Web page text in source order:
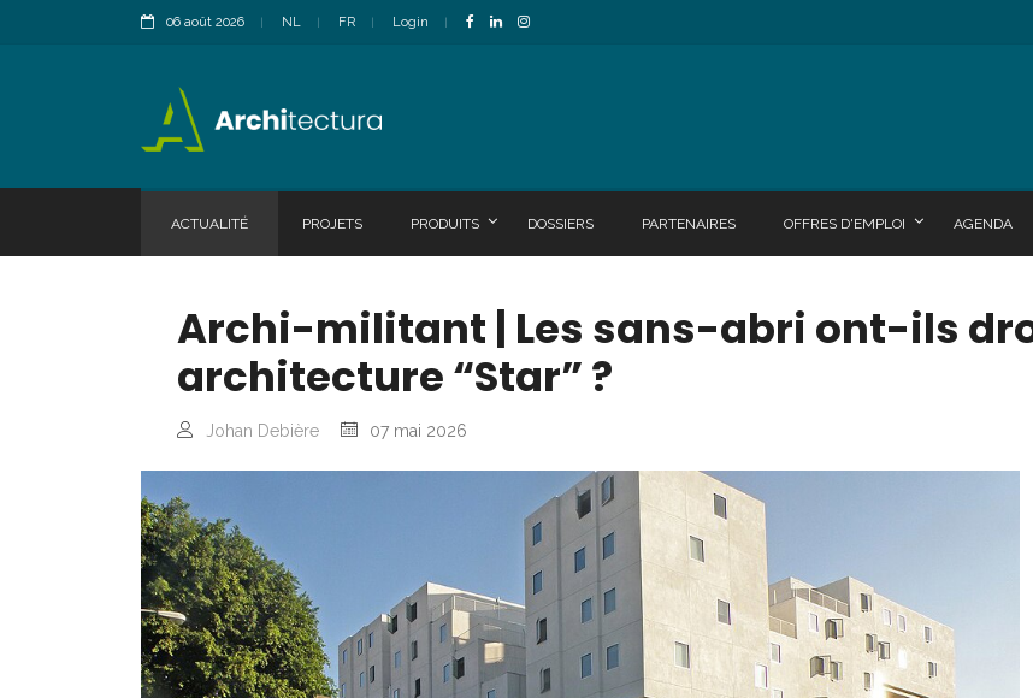
06 août 2026 NL FR Login
ACTUALITÉ PROJETS PRODUITS DOSSIERS PARTENAIRES OFFRES D'EMPLOI AGENDA
Archi-militant | Les sans-abri ont-ils
architecture “Star” ?
Johan Debière 07 mai 2026